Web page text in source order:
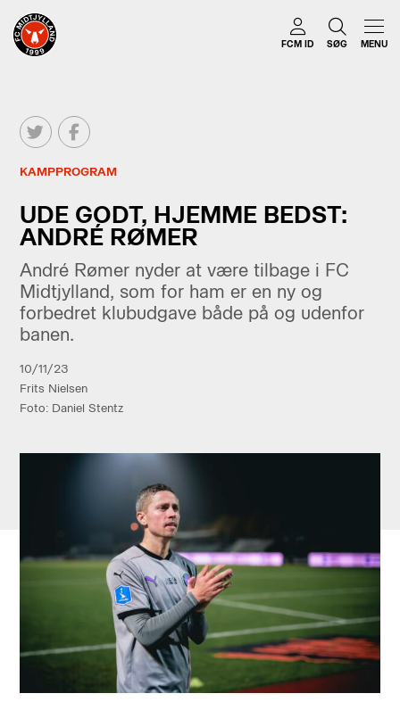
FCM ID SØG MENU
KAMPPROGRAM
UDE GODT, HJEMME BEDST:
ANDRÉ RØMER
André Rømer nyder at være tilbage i FC
Midtjylland, som for ham er en ny og
forbedret klubudgave både på og udenfor
banen.
10/11/23
Frits Nielsen
Foto: Daniel Stentz